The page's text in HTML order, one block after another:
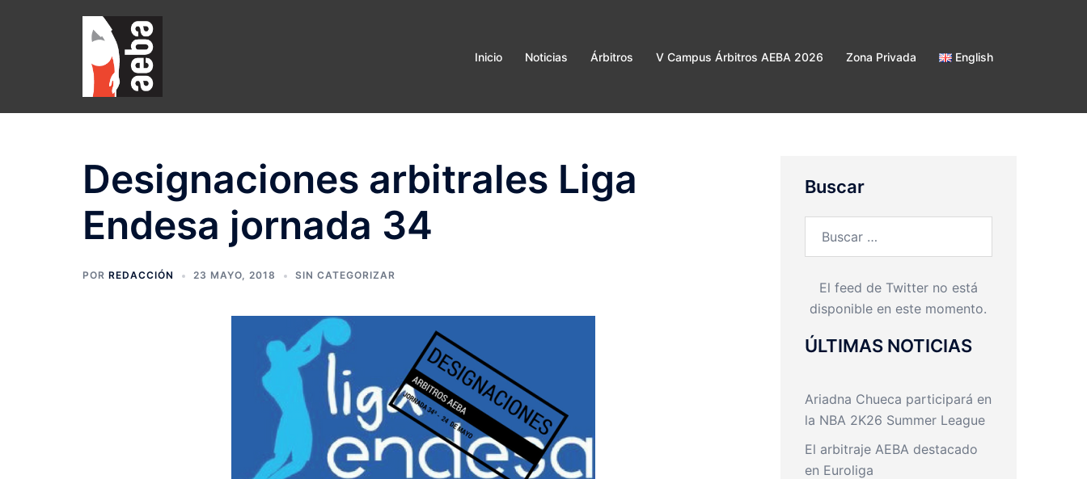
Inicio Noticias Árbitros V Campus Árbitros AEBA 2026 Zona Privada English
Designaciones arbitrales Liga
Endesa jornada 34
POR REDACCIÓN 23 MAYO, 2018 SIN CATEGORIZAR
Buscar
El feed de Twitter no está
disponible en este momento.
ÚLTIMAS NOTICIAS
Ariadna Chueca participará en
la NBA 2K26 Summer League
El arbitraje AEBA destacado
en Euroliga